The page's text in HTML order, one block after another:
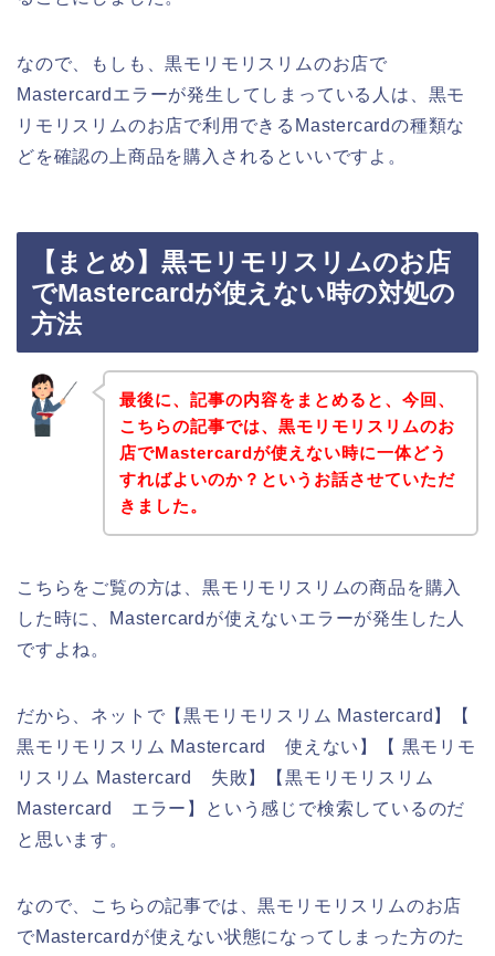
なので、もしも、黒モリモリスリムのお店で
Mastercardエラーが発生してしまっている人は、黒モ
リモリスリムのお店で利用できるMastercardの種類な
どを確認の上商品を購入されるといいですよ。
【まとめ】黒モリモリスリムのお店
でMastercardが使えない時の対処の
方法
最後に、記事の内容をまとめると、今回、
こちらの記事では、黒モリモリスリムのお
店でMastercardが使えない時に一体どう
すればよいのか？というお話させていただ
きました。
こちらをご覧の方は、黒モリモリスリムの商品を購入
した時に、Mastercardが使えないエラーが発生した人
ですよね。
だから、ネットで【黒モリモリスリム Mastercard】【
黒モリモリスリム Mastercard 使えない】【 黒モリモ
リスリム Mastercard 失敗】【黒モリモリスリム
Mastercard エラー】という感じで検索しているのだ
と思います。
なので、こちらの記事では、黒モリモリスリムのお店
でMastercardが使えない状態になってしまった方のた